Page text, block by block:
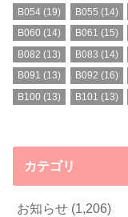
B054 (19) B055 (14)
B060 (14) B061 (15)
B082 (13) B083 (14)
B091 (13) B092 (16)
B100 (13) B101 (13)
カテゴリ
お知らせ (1,206)